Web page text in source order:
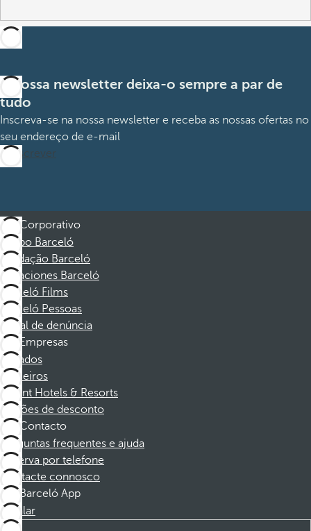
A nossa newsletter deixa-o sempre a par de
tudo
Inscreva-se na nossa newsletter e receba as nossas ofertas no
seu endereço de e-mail
Subscrever
Corporativo
Grupo Barceló
Fundação Barceló
Vacaciones Barceló
Barceló Films
Barceló Pessoas
Canal de denúncia
Empresas
Afiliados
Parceiros
Dorint Hotels & Resorts
Cupões de desconto
Contacto
Perguntas frequentes e ajuda
Reserva por telefone
Contacte connosco
Barceló App
Instalar